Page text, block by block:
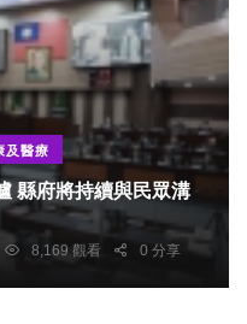
及醫療
縣府將持續與民眾溝
8,169 觀看 0 分享